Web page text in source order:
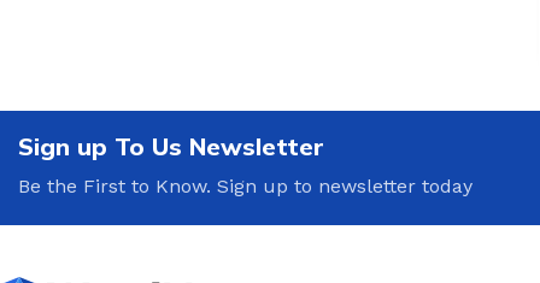
Sign up To Us Newsletter
Be the First to Know. Sign up to newsletter today